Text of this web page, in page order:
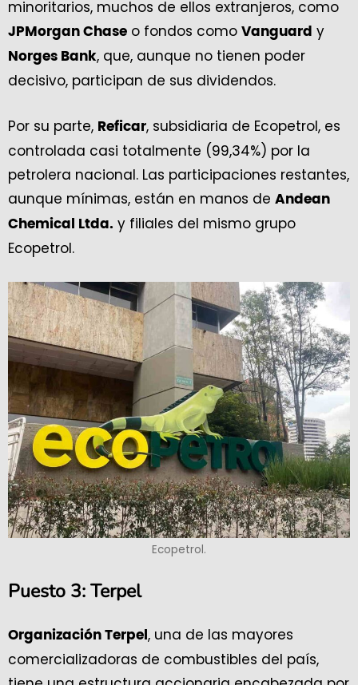
minoritarios, muchos de ellos extranjeros, como
JPMorgan Chase o fondos como Vanguard y
Norges Bank, que, aunque no tienen poder
decisivo, participan de sus dividendos.
Por su parte, Reficar, subsidiaria de Ecopetrol, es
controlada casi totalmente (99,34%) por la
petrolera nacional. Las participaciones restantes,
aunque mínimas, están en manos de Andean
Chemical Ltda. y filiales del mismo grupo
Ecopetrol.
Ecopetrol.
Puesto 3: Terpel
Organización Terpel , una de las mayores
comercializadoras de combustibles del país,